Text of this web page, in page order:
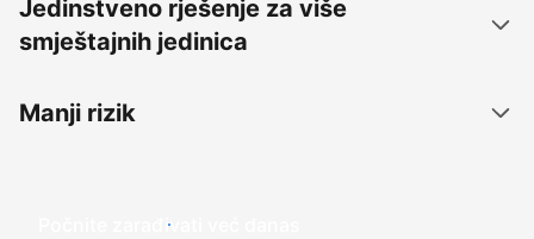
Jedinstveno rješenje za više
smještajnih jedinica
Manji rizik
Počnite zarađivati već ​​danas